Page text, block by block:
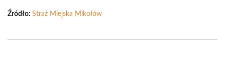
Źródło: Straż Miejska Mikołów